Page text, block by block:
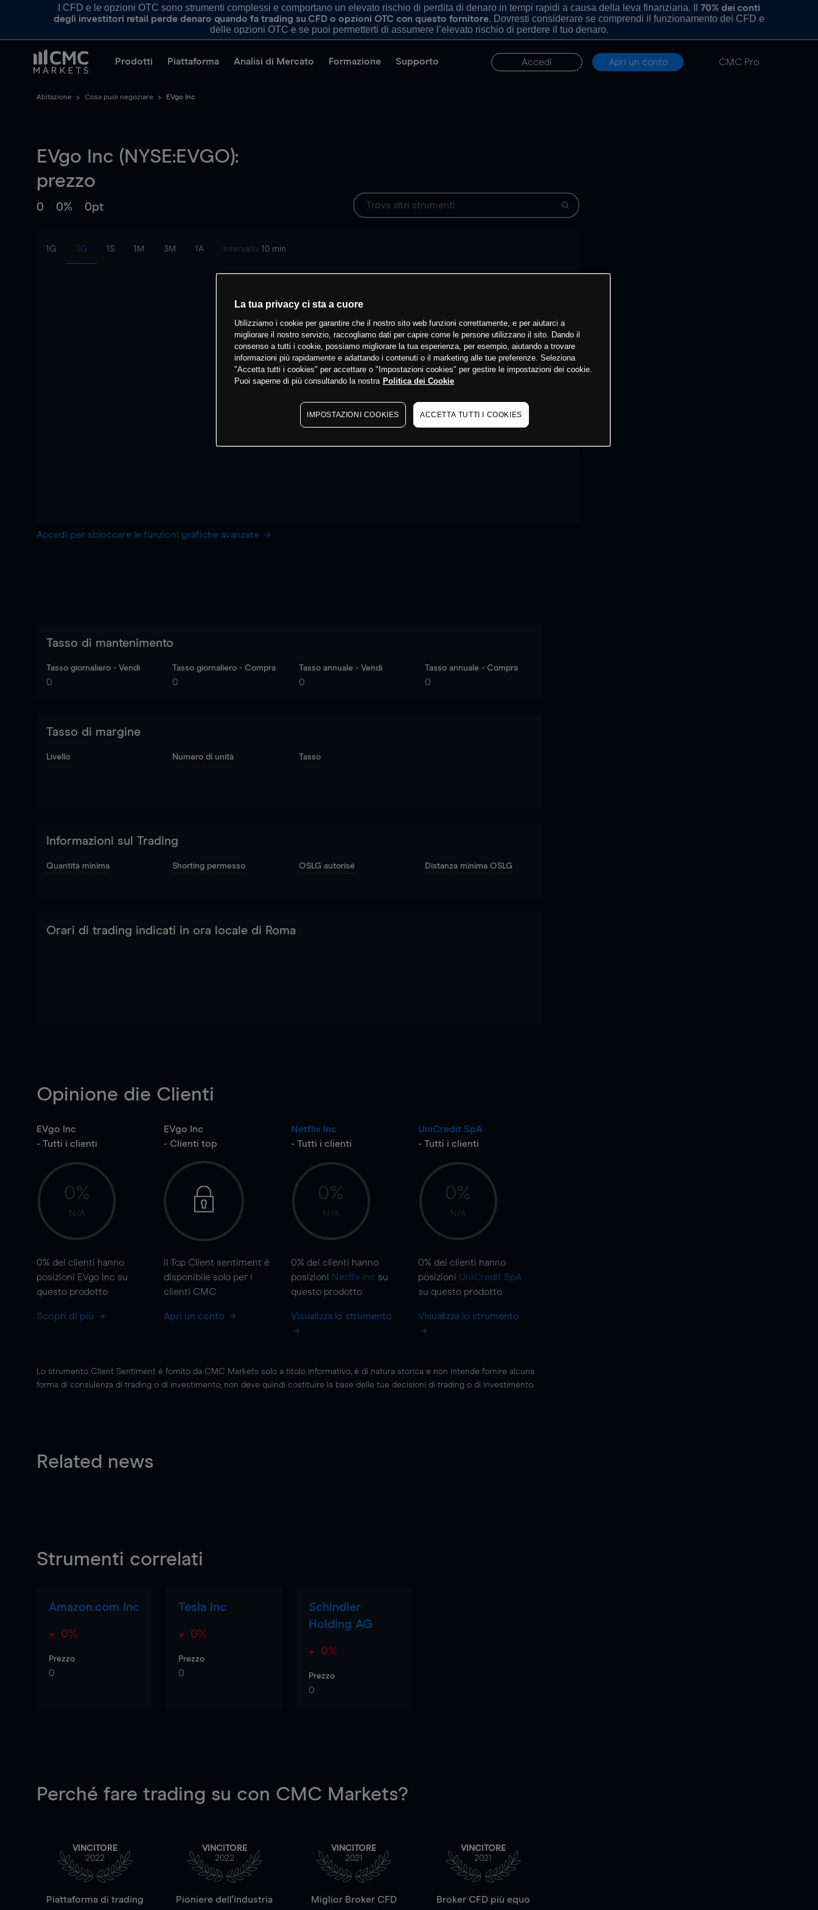
I CFD e le opzioni OTC sono strumenti complessi e comportano un elevato rischio di perdita di denaro in tempi rapidi a causa della leva finanziaria. Il 70% dei conti
degli investitori retail perde denaro quando fa trading su CFD o opzioni OTC con questo fornitore. Dovresti considerare se comprendi il funzionamento dei CFD e
delle opzioni OTC e se puoi permetterti di assumere l’elevato rischio di perdere il tuo denaro.
Prodotti Piattaforma Analisi di Mercato Formazione Supporto Accedi Apri un conto CMC Pro
Abitazione Cosa puoi negoziare EVgo Inc
EVgo Inc (NYSE:EVGO):
prezzo
0 0% 0pt
1G 3G 1S 1M 3M 1A Intervallo: 10 min
Accedi per sbloccare le funzioni grafiche avanzate
Tasso di mantenimento
Tasso giornaliero - Vendi
0
Tasso giornaliero - Compra
0
Tasso annuale - Vendi
0
Tasso annuale - Compra
0
Tasso di margine
Livello Numero di unità Tasso
Informazioni sul Trading
Quantità minima Shorting permesso OSLG autorisé Distanza minima OSLG
Orari di trading indicati in ora locale di Roma
Opinione die Clienti
EVgo Inc
- Tutti i clienti
0%
N/A
0% dei clienti hanno
posizioni EVgo Inc su
questo prodotto
Scopri di più
EVgo Inc
- Clienti top
Il Top Client sentiment è
disponibile solo per i
clienti CMC
Apri un conto
Netflix Inc
- Tutti i clienti
0%
N/A
0% dei clienti hanno
posizioni Netflix Inc su
questo prodotto
Visualizza lo strumento
UniCredit SpA
- Tutti i clienti
0%
N/A
0% dei clienti hanno
posizioni UniCredit SpA
su questo prodotto
Visualizza lo strumento
Lo strumento Client Sentiment è fornito da CMC Markets solo a titolo informativo, è di natura storica e non intende fornire alcuna
forma di consulenza di trading o di investimento; non deve quindi costituire la base delle tue decisioni di trading o di investimento.
Related news
Strumenti correlati
Amazon.com Inc
0%
Prezzo
0
Tesla Inc
0%
Prezzo
0
Schindler
Holding AG
0%
Prezzo
0
Perché fare trading su con CMC Markets?
VINCITORE
2022
Piattaforma di trading
VINCITORE
2022
Pioniere dell'industria
VINCITORE
2021
Miglior Broker CFD
VINCITORE
2021
Broker CFD più equo
La tua privacy ci sta a cuore
Utilizziamo i cookie per garantire che il nostro sito web funzioni correttamente, e per aiutarci a
migliorare il nostro servizio, raccogliamo dati per capire come le persone utilizzano il sito. Dando il
consenso a tutti i cookie, possiamo migliorare la tua esperienza, per esempio, aiutando a trovare
informazioni più rapidamente e adattando i contenuti o il marketing alle tue preferenze. Seleziona
"Accetta tutti i cookies" per accettare o "Impostazioni cookies" per gestire le impostazioni dei cookie.
Puoi saperne di più consultando la nostra Politica dei Cookie
IMPOSTAZIONI COOKIES ACCETTA TUTTI I COOKIES